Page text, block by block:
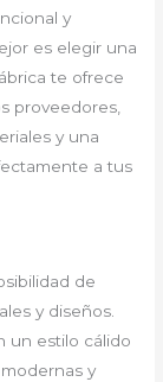
y
es elegir una
te ofrece
proveedores,
y una
a tus
de
y diseños.
un estilo cálido
y